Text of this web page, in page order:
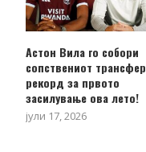
Астон Вила го собори
сопствениот трансфер
рекорд за првото
засилување ова лето!
јули 17, 2026